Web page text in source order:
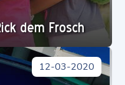
dem Frosch
12-03-2020